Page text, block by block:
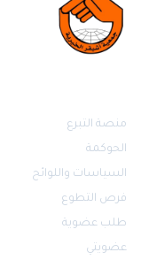
منصة التبرع
الحوكمة
السياسات واللوائح
فرص التطوع
طلب عضوية
عضويتي